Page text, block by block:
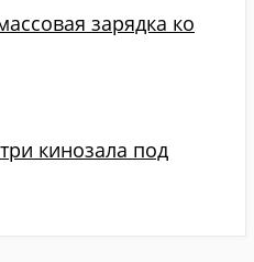
зарядка ко
кинозала под